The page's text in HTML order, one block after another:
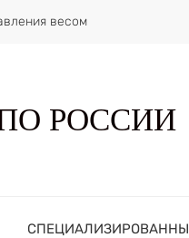
весом
РОССИИ